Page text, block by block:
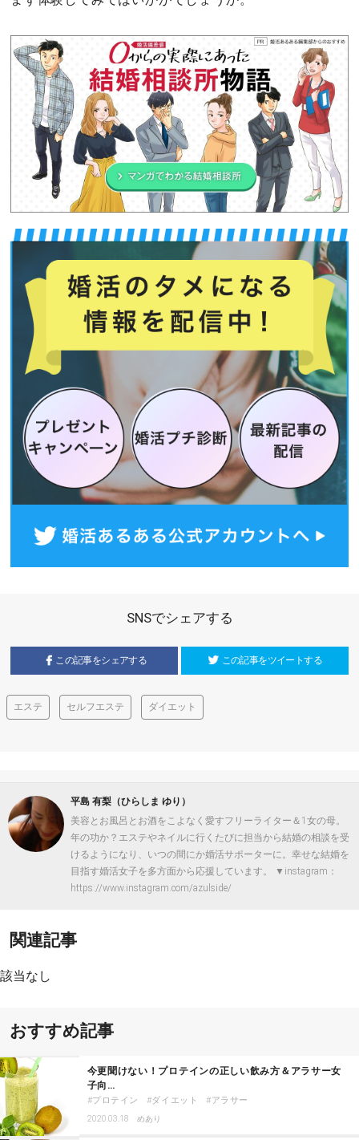
SNSでシェアする
この記事をシェアする この記事をツイートする
エステ セルフエステ ダイエット
平島 有梨（ひらしま ゆり）
美容とお風呂とお酒をこよなく愛すフリーライター＆1女の母。
年の功か？エステやネイルに行くたびに担当から結婚の相談を受
けるようになり、いつの間にか婚活サポーターに。幸せな結婚を
目指す婚活女子を多方面から応援しています。 ▼instagram：
https://www.instagram.com/azulside/
関連記事
該当なし
おすすめ記事
今更聞けない！プロテインの正しい飲み方＆アラサー女
子向…
プロテイン ダイエット アラサー
2020.03.18 めあり